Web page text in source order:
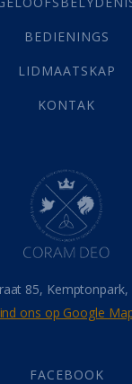
(3)
Selfondersoek(1)
Werk(22)
(142)
Hemel (31)
Israel (14)
Millennium(1)
Oordeelsdag(19)
Verheerlikte liggaam
Wederkoms
(27)
(87)
Die Onse Vader(12)
BEDIENINGS
LIDMAATSKAP
KONTAK
85, Kemptonpark,
ons op Google
FACEBOOK